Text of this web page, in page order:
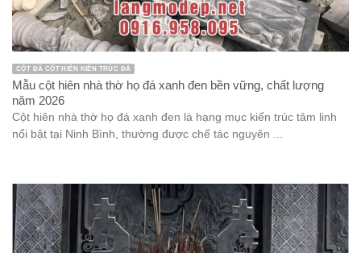
CỘT ĐÁ CỘT HIÊN KIẾN TRÚC ĐÁ
Mẫu cột hiên nhà thờ họ đá xanh đen bền vững, chất lượng
năm 2026
Cột hiên nhà thờ họ đá xanh đen là hạng mục kiến trúc tâm linh
nổi bật tại Ninh Bình, thường được chế tác nguyên ...